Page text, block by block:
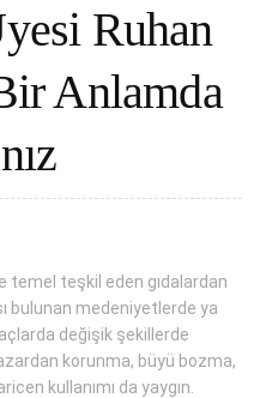
Ruhan
Anlamda
teşkil eden gıdalardan
bulunan medeniyetlerde ya
değişik şekillerde
korunma, büyü bozma,
kullanımı da yaygın.